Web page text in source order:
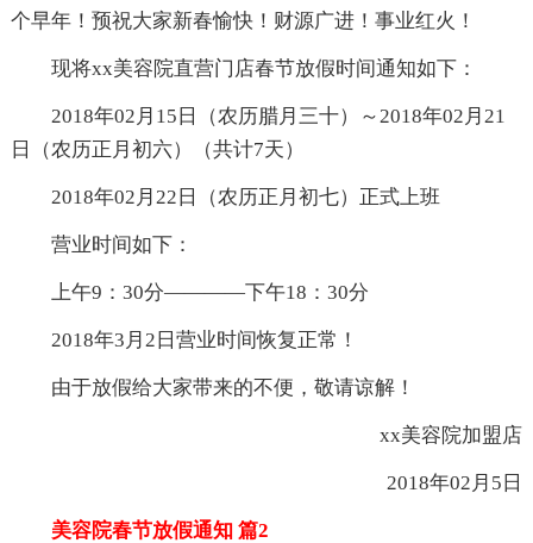
个早年！预祝大家新春愉快！财源广进！事业红火！
现将xx美容院直营门店春节放假时间通知如下：
2018年02月15日（农历腊月三十）～2018年02月21
日（农历正月初六）（共计7天）
2018年02月22日（农历正月初七）正式上班
营业时间如下：
上午9：30分————下午18：30分
2018年3月2日营业时间恢复正常！
由于放假给大家带来的不便，敬请谅解！
xx美容院加盟店
2018年02月5日
美容院春节放假通知 篇2